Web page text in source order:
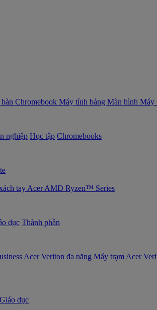
Chromebook Máy tính bảng Màn hình Máy
nghiệp Học tập Chromebooks
tay Acer AMD Ryzen™ Series
dục Thành phần
Acer Veriton đa năng Máy trạm Acer
Giáo dục